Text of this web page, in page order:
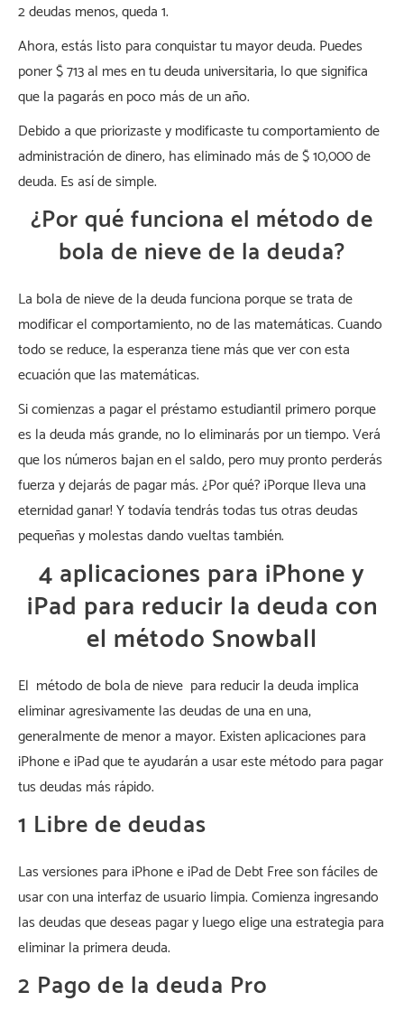
2 deudas menos, queda 1.
Ahora, estás listo para conquistar tu mayor deuda. Puedes
poner $ 713 al mes en tu deuda universitaria, lo que significa
que la pagarás en poco más de un año.
Debido a que priorizaste y modificaste tu comportamiento de
administración de dinero, has eliminado más de $ 10,000 de
deuda. Es así de simple.
¿Por qué funciona el método de
bola de nieve de la deuda?
La bola de nieve de la deuda funciona porque se trata de
modificar el comportamiento, no de las matemáticas. Cuando
todo se reduce, la esperanza tiene más que ver con esta
ecuación que las matemáticas.
Si comienzas a pagar el préstamo estudiantil primero porque
es la deuda más grande, no lo eliminarás por un tiempo. Verá
que los números bajan en el saldo, pero muy pronto perderás
fuerza y ​​dejarás de pagar más. ¿Por qué? ¡Porque lleva una
eternidad ganar! Y todavía tendrás todas tus otras deudas
pequeñas y molestas dando vueltas también.
4 aplicaciones para iPhone y
iPad para reducir la deuda con
el método Snowball
El método de bola de nieve para reducir la deuda implica
eliminar agresivamente las deudas de una en una,
generalmente de menor a mayor. Existen aplicaciones para
iPhone e iPad que te ayudarán a usar este método para pagar
tus deudas más rápido.
1 Libre de deudas
Las versiones para iPhone e iPad de Debt Free son fáciles de
usar con una interfaz de usuario limpia. Comienza ingresando
las deudas que deseas pagar y luego elige una estrategia para
eliminar la primera deuda.
2 Pago de la deuda Pro